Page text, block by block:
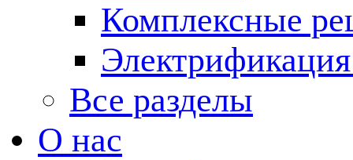
Комплексные
Все разделы
О нас